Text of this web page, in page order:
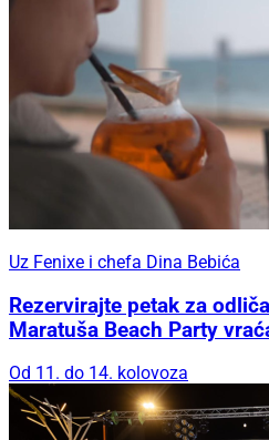
Uz Fenixe i chefa Dina Bebića
Rezervirajte petak za
Maratuša Beach Party
Od 11. do 14. kolovoza